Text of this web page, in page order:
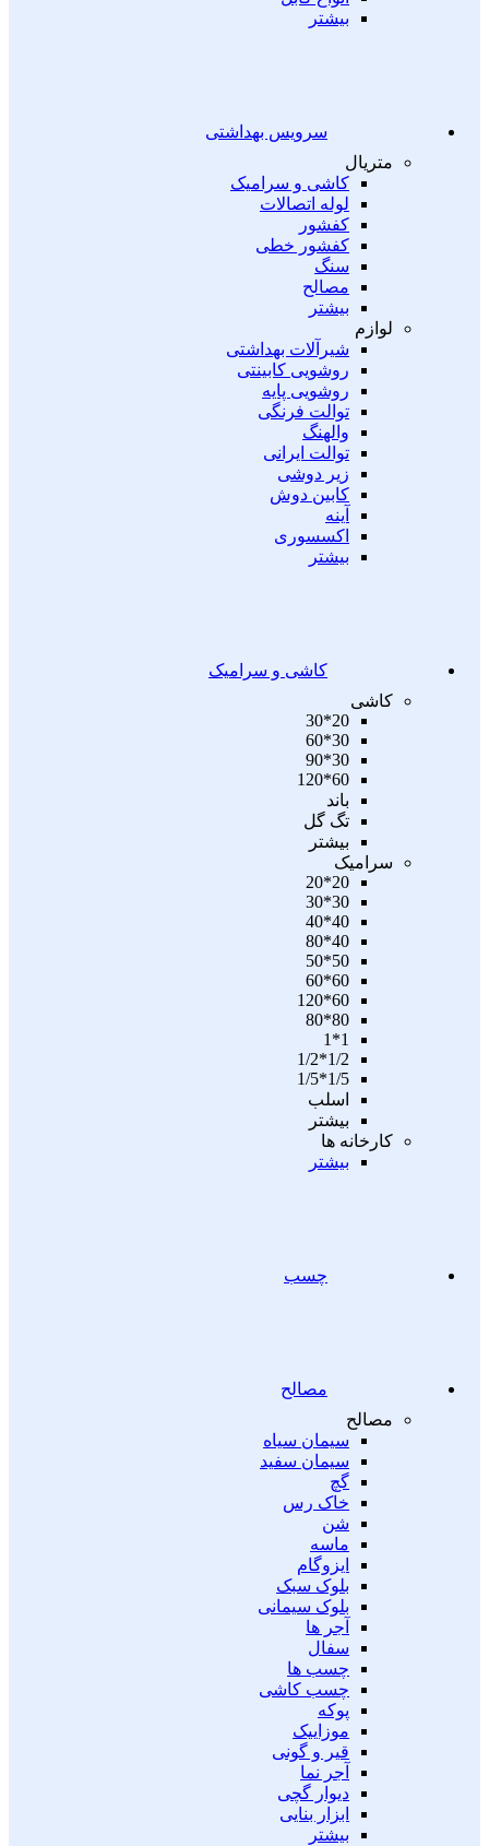
بیشتر
سرویس بهداشتی
متریال
کاشی و سرامیک
لوله اتصالات
کفشور
کفشور خطی
سنگ
مصالح
بیشتر
لوازم
شیرآلات بهداشتی
روشویی کابینتی
روشویی پایه
توالت فرنگی
والهنگ
توالت ایرانی
زیر دوشی
کابین دوش
آینه
اکسسوری
بیشتر
کاشی و سرامیک
کاشی
20*30
30*60
30*90
60*120
باند
تگ گل
بیشتر
سرامیک
20*20
30*30
40*40
40*80
50*50
60*60
60*120
80*80
1*1
1/2*1/2
1/5*1/5
اسلب
بیشتر
کارخانه ها
بیشتر
چسب
مصالح
مصالح
سیمان سیاه
سیمان سفید
گچ
خاک رس
شن
ماسه
ایزوگام
بلوک سبک
بلوک سیمانی
آجر ها
سفال
چسب ها
چسب کاشی
پوکه
موزاییک
قیر و گونی
آجر نما
دیوار گچی
ابزار بنایی
بیشتر